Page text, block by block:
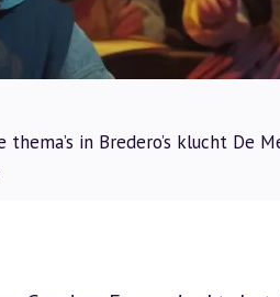
in Bredero’s klucht De